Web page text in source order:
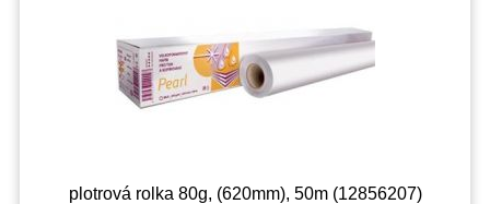
plotrová rolka 80g, (620mm), 50m (12856207)